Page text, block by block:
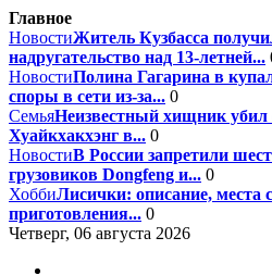
Главное
НовостиЖитель Кузбасса
надругательство над 13-летней...
НовостиПолина Гагарина в
споры в сети из-за... 0
СемьяНеизвестный хищник убил
Хуайкхакхэнг в... 0
НовостиВ России запретили
грузовиков Dongfeng и... 0
ХоббиЛисички: описание, места
приготовления... 0
Четверг, 06 августа 2026